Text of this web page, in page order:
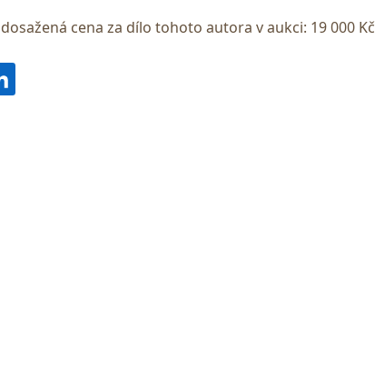
cena za dílo tohoto autora v aukci: 19 000 Kč